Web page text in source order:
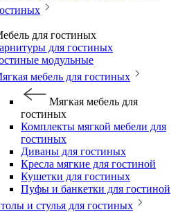
для гостиных
для гостиных
модульные
мебель для гостиных
Мягкая мебель для
гостиных
Комплекты мягкой мебели для
гостиных
Диваны для гостиных
Кресла мягкие для гостиной
Кушетки для гостиных
Пуфы и банкетки для гостиной
и стулья для гостиных